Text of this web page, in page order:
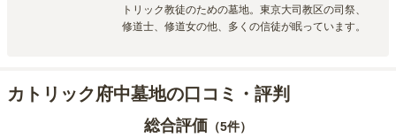
トリック教徒のための墓地。東京大司教区の司祭、
修道士、修道女の他、多くの信徒が眠っています。
カトリック府中墓地の口コミ・評判
総合評価 （5件）